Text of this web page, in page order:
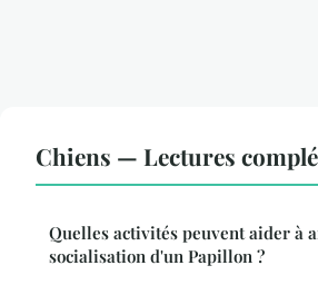
Chiens — Lectures
Quelles activités peuvent aider à
socialisation d'un Papillon ?